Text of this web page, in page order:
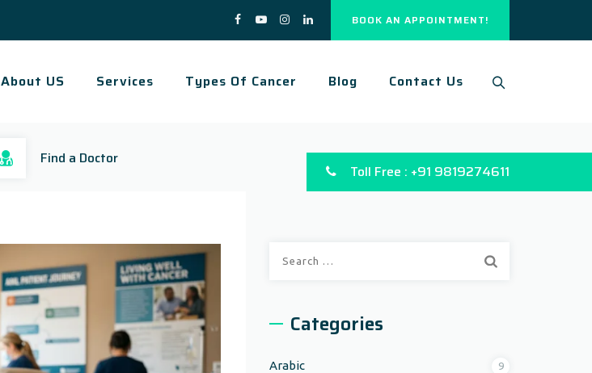
BOOK AN APPOINTMENT!
About US Services Types Of Cancer Blog Contact Us
Find a Doctor
Toll Free : +91 9819274611
Categories
Arabic 9